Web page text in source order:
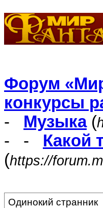
Форум
конкурсы
- Музыка(
- - Какой
(https://
Одинокий странник